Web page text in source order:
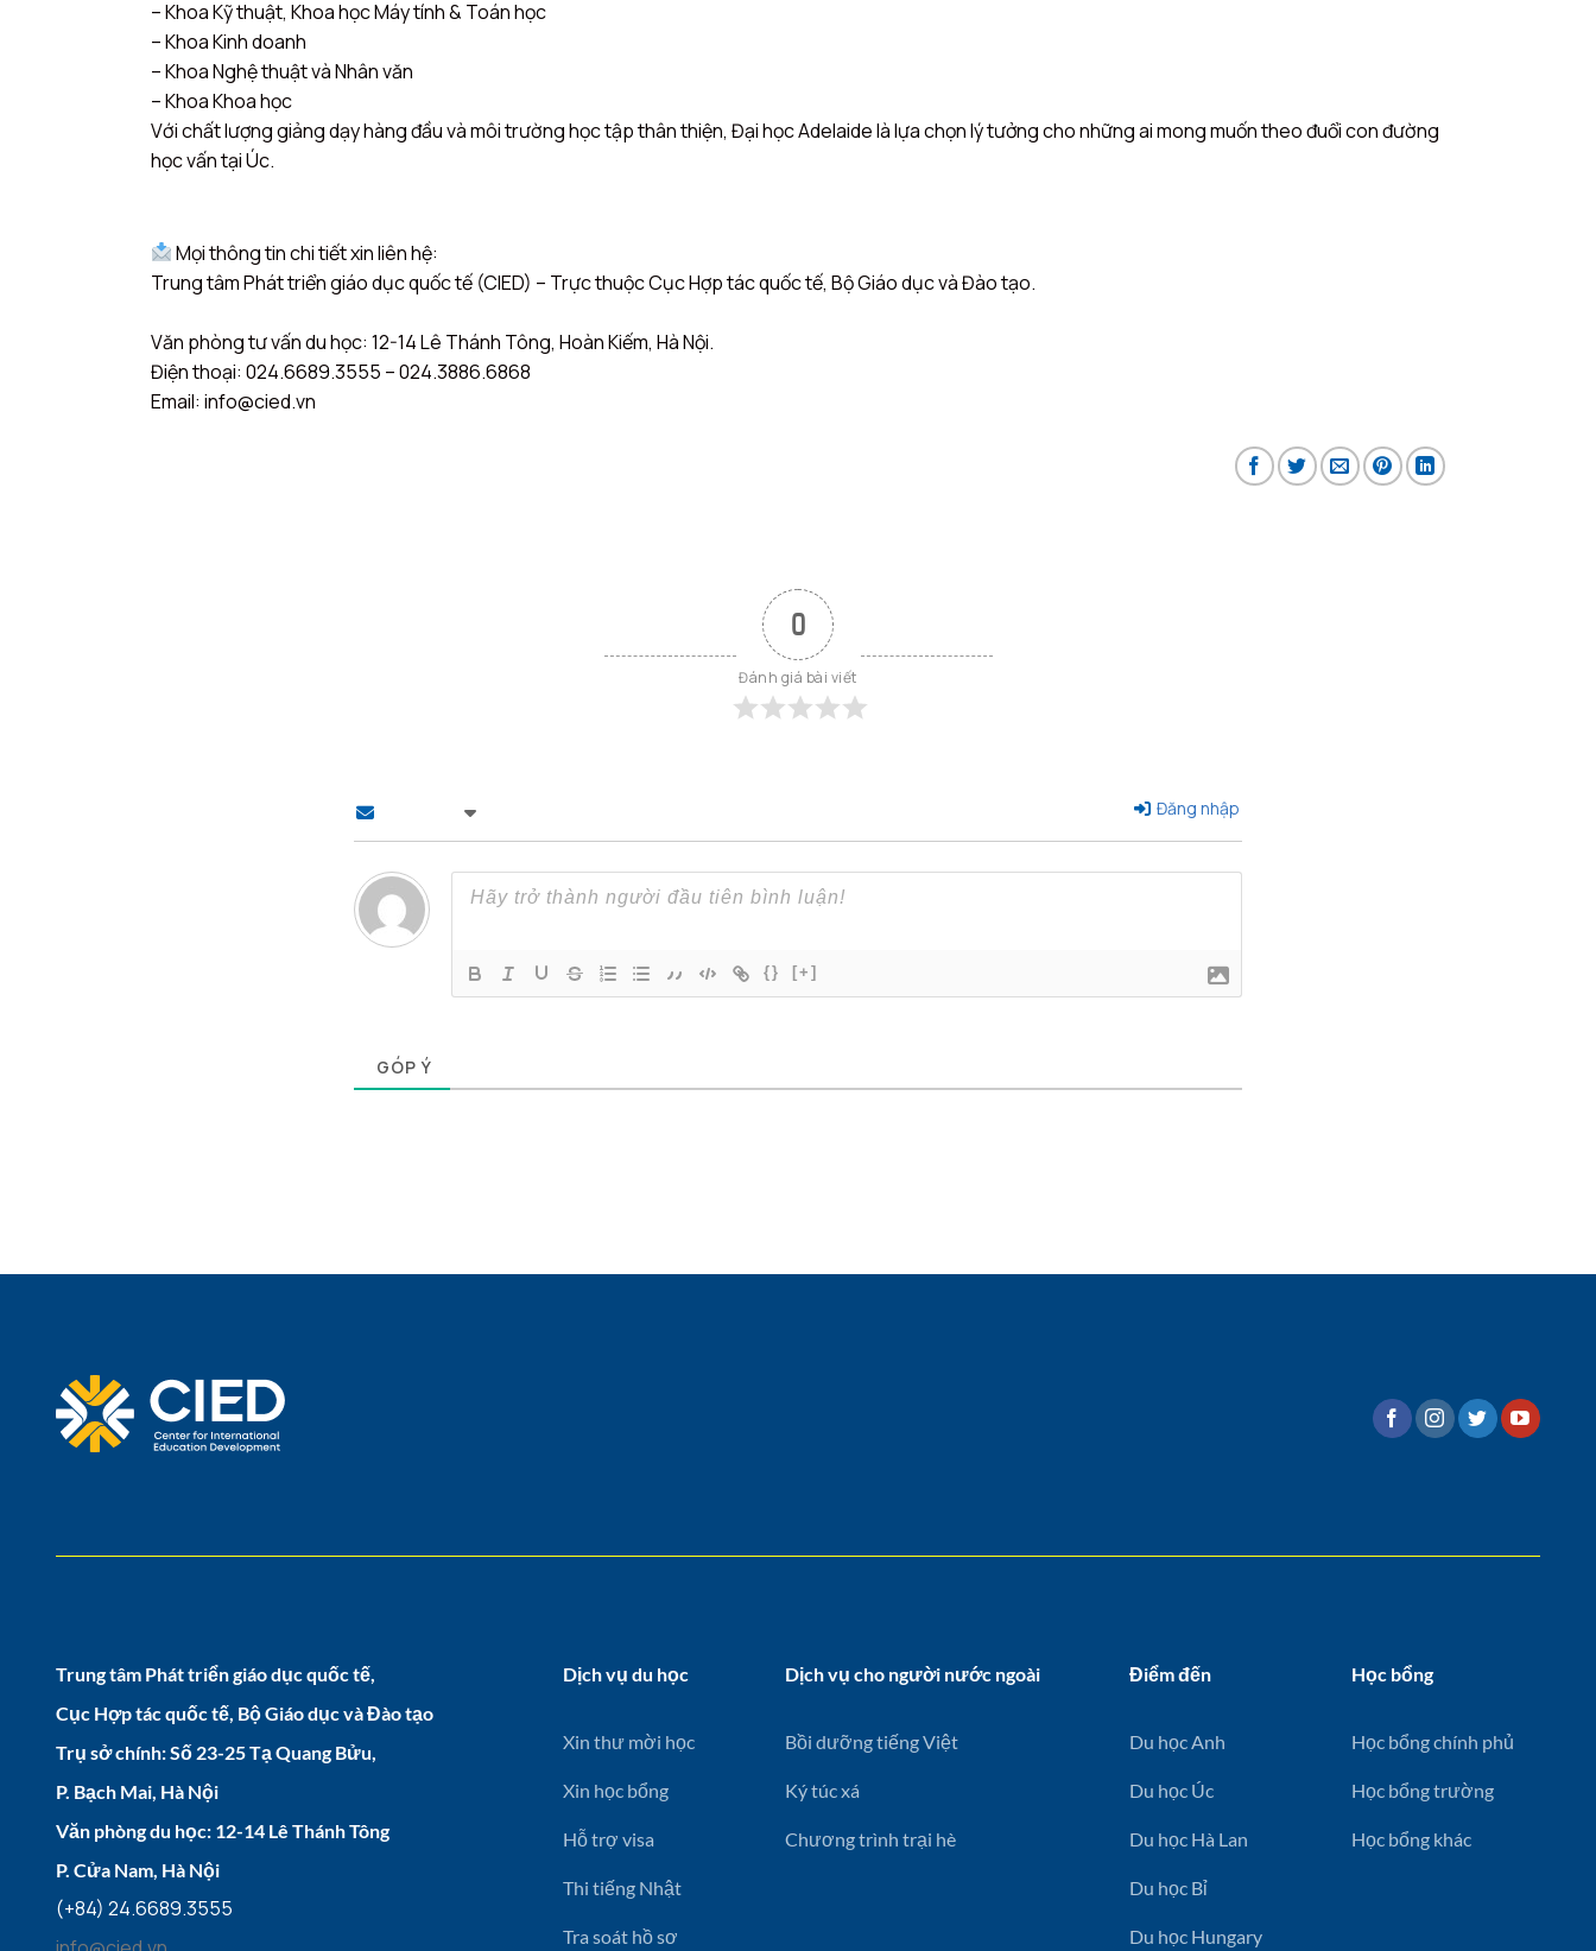
– Khoa Kỹ thuật, Khoa học Máy tính & Toán học
– Khoa Kinh doanh
– Khoa Nghệ thuật và Nhân văn
– Khoa Khoa học
Với chất lượng giảng dạy hàng đầu và môi trường học tập thân thiện, Đại học Adelaide là lựa chọn lý tưởng cho những ai mong muốn theo đuổi con đường
học vấn tại Úc.
Mọi thông tin chi tiết xin liên hệ:
Trung tâm Phát triển giáo dục quốc tế (CIED) – Trực thuộc Cục Hợp tác quốc tế, Bộ Giáo dục và Đào tạo.
Văn phòng tư vấn du học: 12-14 Lê Thánh Tông, Hoàn Kiếm, Hà Nội.
Điện thoại: 024.6689.3555 – 024.3886.6868
Email: info@cied.vn
0
Đánh giá bài viết
Đăng nhập
{} [+]
GÓP Ý
Trung tâm Phát triển giáo dục quốc tế,
Cục Hợp tác quốc tế, Bộ Giáo dục và Đào tạo
Trụ sở chính: Số 23-25 Tạ Quang Bửu,
P. Bạch Mai, Hà Nội
Văn phòng du học: 12-14 Lê Thánh Tông
P. Cửa Nam, Hà Nội
(+84) 24.6689.3555
Dịch vụ du học
Xin thư mời học
Xin học bổng
Hỗ trợ visa
Thi tiếng Nhật
Tra soát hồ sơ
Dịch vụ cho người nước ngoài
Bồi dưỡng tiếng Việt
Ký túc xá
Chương trình trại hè
Điểm đến
Du học Anh
Du học Úc
Du học Hà Lan
Du học Bỉ
Du học Hungary
Học bổng
Học bổng chính phủ
Học bổng trường
Học bổng khác